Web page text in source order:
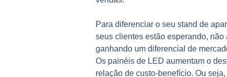
Para diferenciar o seu stand de
seus clientes estão esperando,
ganhando um diferencial de
Os painéis de LED aumentam o
relação de custo-benefício. Ou